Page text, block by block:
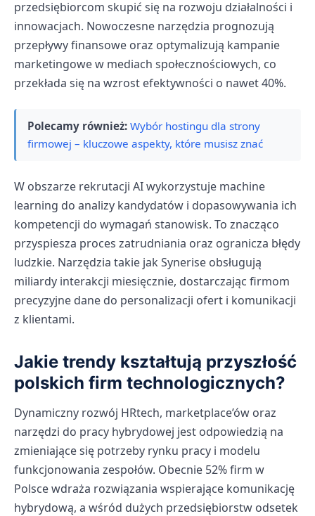
przedsiębiorcom skupić się na rozwoju działalności i
innowacjach. Nowoczesne narzędzia prognozują
przepływy finansowe oraz optymalizują kampanie
marketingowe w mediach społecznościowych, co
przekłada się na wzrost efektywności o nawet 40%.
Polecamy również: Wybór hostingu dla strony
firmowej – kluczowe aspekty, które musisz znać
W obszarze rekrutacji AI wykorzystuje machine
learning do analizy kandydatów i dopasowywania ich
kompetencji do wymagań stanowisk. To znacząco
przyspiesza proces zatrudniania oraz ogranicza błędy
ludzkie. Narzędzia takie jak Synerise obsługują
miliardy interakcji miesięcznie, dostarczając firmom
precyzyjne dane do personalizacji ofert i komunikacji
z klientami.
Jakie trendy kształtują przyszłość
polskich firm technologicznych?
Dynamiczny rozwój HRtech, marketplace’ów oraz
narzędzi do pracy hybrydowej jest odpowiedzią na
zmieniające się potrzeby rynku pracy i modelu
funkcjonowania zespołów. Obecnie 52% firm w
Polsce wdraża rozwiązania wspierające komunikację
hybrydową, a wśród dużych przedsiębiorstw odsetek